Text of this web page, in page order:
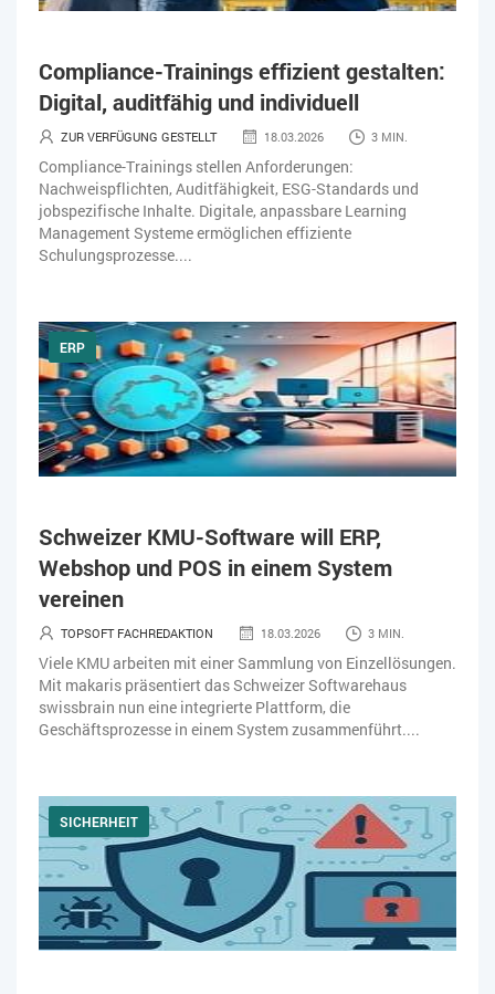
Compliance-Trainings effizient gestalten:
Digital, auditfähig und individuell
ZUR VERFÜGUNG GESTELLT 18.03.2026 3 MIN.
Compliance-Trainings stellen Anforderungen:
Nachweispflichten, Auditfähigkeit, ESG-Standards und
jobspezifische Inhalte. Digitale, anpassbare Learning
Management Systeme ermöglichen effiziente
Schulungsprozesse....
ERP
Schweizer KMU-Software will ERP,
Webshop und POS in einem System
vereinen
TOPSOFT FACHREDAKTION 18.03.2026 3 MIN.
Viele KMU arbeiten mit einer Sammlung von Einzellösungen.
Mit makaris präsentiert das Schweizer Softwarehaus
swissbrain nun eine integrierte Plattform, die
Geschäftsprozesse in einem System zusammenführt....
SICHERHEIT